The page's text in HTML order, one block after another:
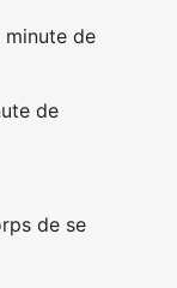
minute de
de
de se